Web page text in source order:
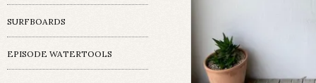
SURFBOARDS
EPISODE WATERTOOLS